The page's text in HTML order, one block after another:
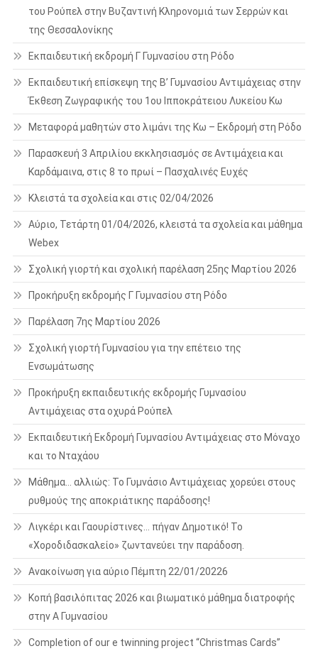
του Ρούπελ στην Βυζαντινή Κληρονομιά των Σερρών και
της Θεσσαλονίκης
Εκπαιδευτική εκδρομή Γ Γυμνασίου στη Ρόδο
Εκπαιδευτική επίσκεψη της Β’ Γυμνασίου Αντιμάχειας στην
Έκθεση Ζωγραφικής του 1ου Ιπποκράτειου Λυκείου Κω
Μεταφορά μαθητών στο λιμάνι της Κω – Εκδρομή στη Ρόδο
Παρασκευή 3 Απριλίου εκκλησιασμός σε Αντιμάχεια και
Καρδάμαινα, στις 8 το πρωί – Πασχαλινές Ευχές
Κλειστά τα σχολεία και στις 02/04/2026
Αύριο, Τετάρτη 01/04/2026, κλειστά τα σχολεία και μάθημα
Webex
Σχολική γιορτή και σχολική παρέλαση 25ης Μαρτίου 2026
Προκήρυξη εκδρομής Γ Γυμνασίου στη Ρόδο
Παρέλαση 7ης Μαρτίου 2026
Σχολική γιορτή Γυμνασίου για την επέτειο της
Ενσωμάτωσης
Προκήρυξη εκπαιδευτικής εκδρομής Γυμνασίου
Αντιμάχειας στα οχυρά Ρούπελ
Εκπαιδευτική Εκδρομή Γυμνασίου Αντιμάχειας στο Μόναχο
και το Νταχάου
Μάθημα… αλλιώς: Το Γυμνάσιο Αντιμάχειας χορεύει στους
ρυθμούς της αποκριάτικης παράδοσης!
Λιγκέρι και Γαουρίστινες… πήγαν Δημοτικό! Το
«Χοροδιδασκαλείο» ζωντανεύει την παράδοση.
Ανακοίνωση για αύριο Πέμπτη 22/01/20226
Κοπή βασιλόπιτας 2026 και βιωματικό μάθημα διατροφής
στην Α Γυμνασίου
Completion of our e twinning project “Christmas Cards”